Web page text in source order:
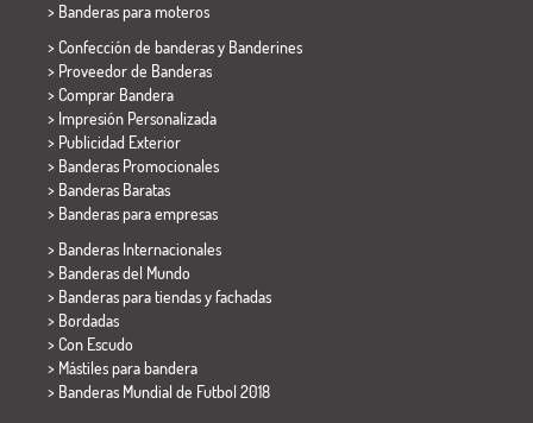
> Banderas para moteros
> Confección de banderas y Banderines
> Proveedor de Banderas
> Comprar Bandera
> Impresión Personalizada
> Publicidad Exterior
> Banderas Promocionales
> Banderas Baratas
> Banderas para empresas
> Banderas Internacionales
> Banderas del Mundo
> Banderas para tiendas y fachadas
> Bordadas
> Con Escudo
> Mástiles para bandera
> Banderas Mundial de Futbol 2018